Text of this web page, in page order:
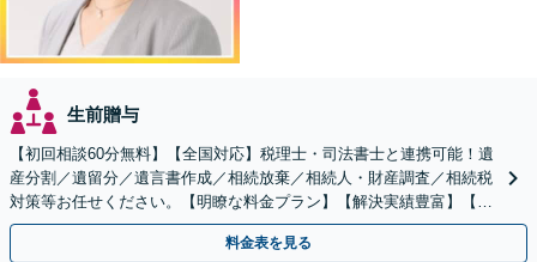
生前贈与
【初回相談60分無料】【全国対応】税理士・司法書士と連携可能！遺
産分割／遺留分／遺言書作成／相続放棄／相続人・財産調査／相続税
対策等お任せください。【明瞭な料金プラン】【解決実績豊富】【電
話相談可】
料金表を見る